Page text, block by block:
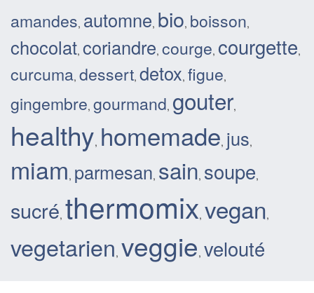
amandes, automne, bio, boisson,
chocolat, coriandre, courge, courgette,
curcuma, dessert, detox, figue,
gingembre, gourmand, gouter,
healthy, homemade, jus,
miam, parmesan, sain, soupe,
sucré, thermomix, vegan,
vegetarien, veggie, velouté